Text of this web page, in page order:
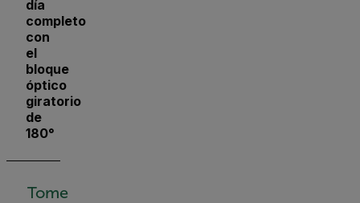
día
completo
con
el
bloque
óptico
giratorio
de
180°
Tome